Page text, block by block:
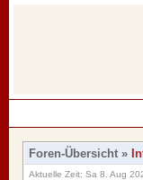
Foren-Übersicht »
Aktuelle Zeit: Sa 8. Aug